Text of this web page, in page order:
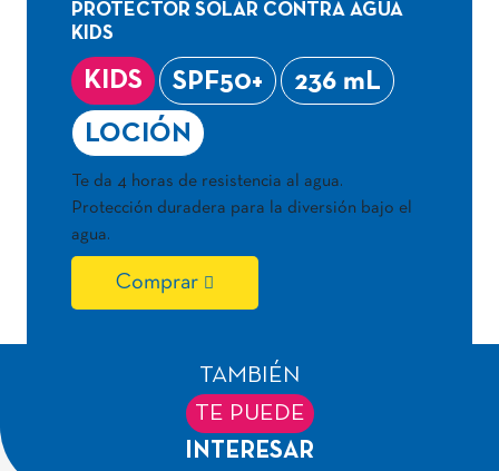
PROTECTOR SOLAR CONTRA AGUA
KIDS
KIDS SPF50+ 236 mL
LOCIÓN
Te da 4 horas de resistencia al agua.
Protección duradera para la diversión bajo el
agua.
Comprar
TAMBIÉN
TE PUEDE
INTERESAR